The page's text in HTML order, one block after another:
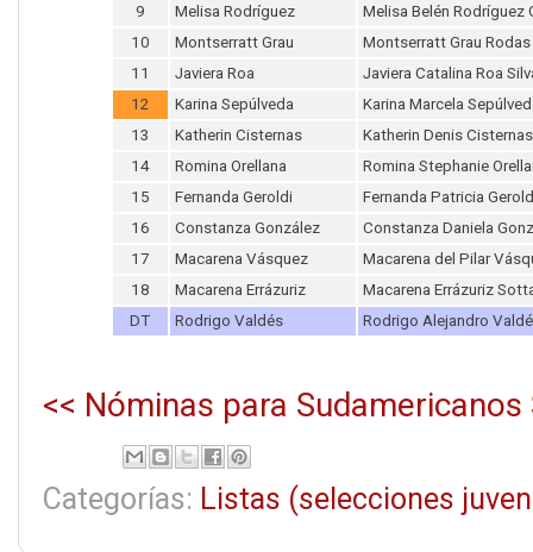
9
Melisa Rodríguez
Melisa Belén Rodríguez
10
Montserratt Grau
Montserratt Grau Rodas
11
Javiera Roa
Javiera Catalina Roa
12
Karina Sepúlveda
Karina Marcela
13
Katherin Cisternas
Katherin Denis
14
Romina Orellana
Romina Stephanie
15
Fernanda Geroldi
Fernanda Patricia
16
Constanza González
Constanza Daniela
17
Macarena Vásquez
Macarena del Pilar
18
Macarena Errázuriz
Macarena Errázuriz
DT
Rodrigo Valdés Rodrigo Alejandro
<< Nóminas para Sudamericanos
Categorías: Listas (selecciones